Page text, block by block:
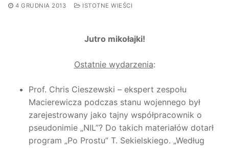
4 GRUDNIA 2013 ISTOTNE WIEŚCI
Jutro mikołajki!
Ostatnie wydarzenia:
Prof. Chris Cieszewski – ekspert zespołu
Macierewicza podczas stanu wojennego był
zarejestrowany jako tajny współpracownik o
pseudonimie „NIL”? Do takich materiałów dotarł
program „Po Prostu” T. Sekielskiego. „Według